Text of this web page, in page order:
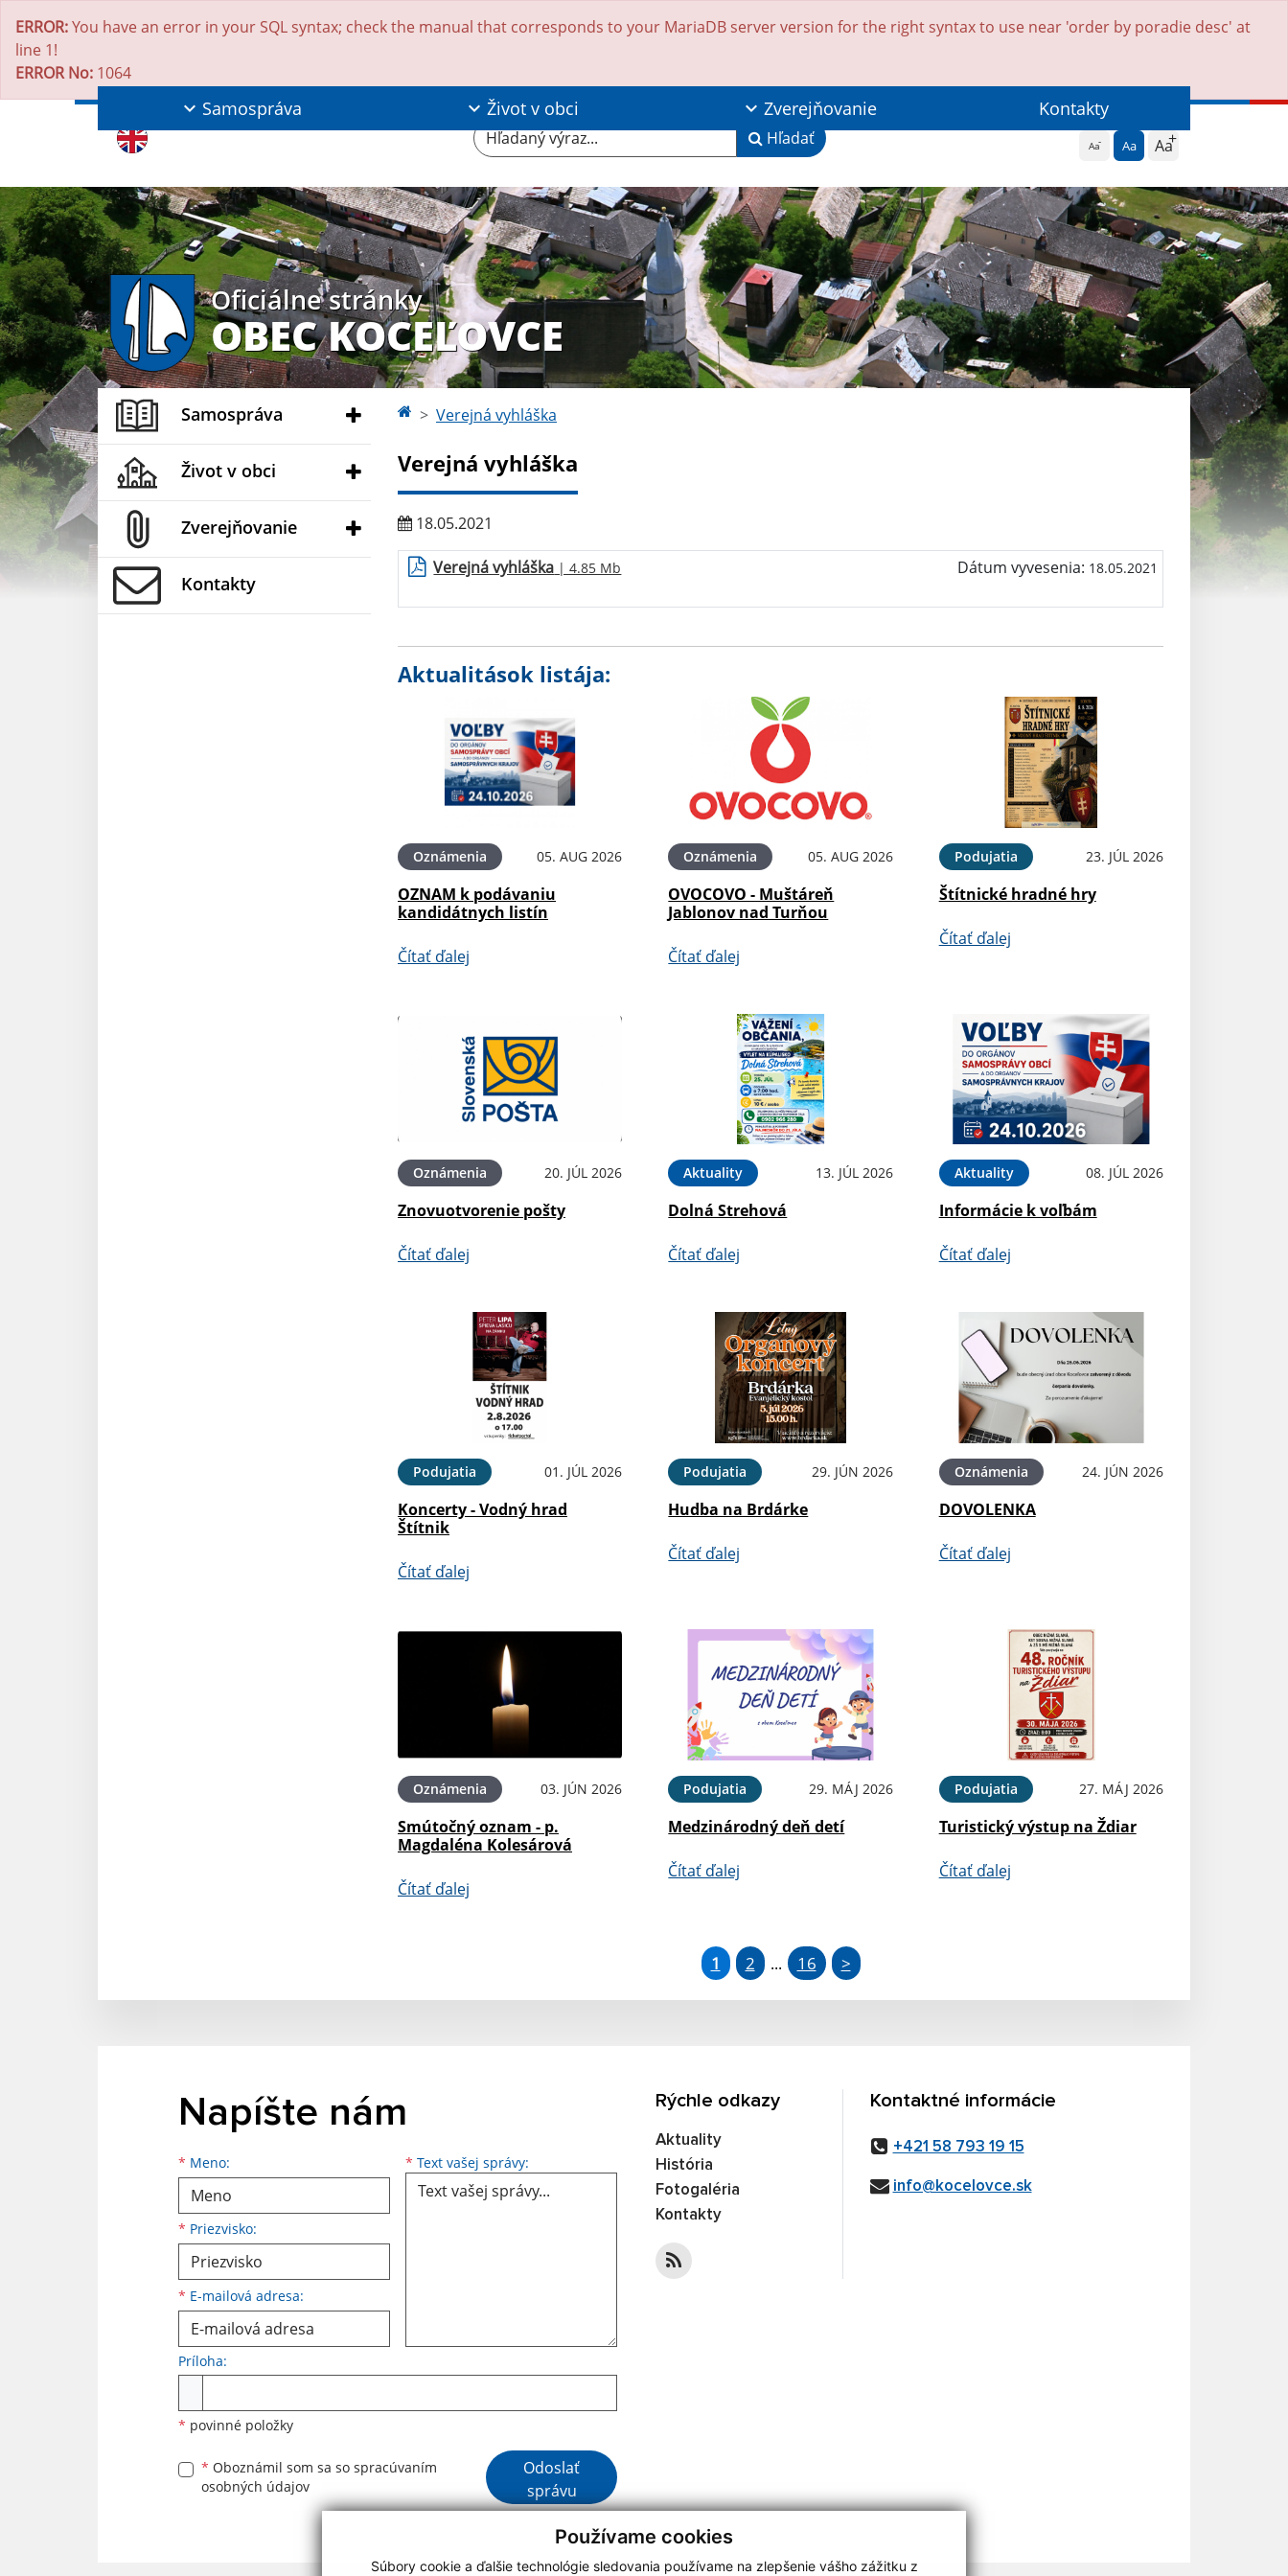
Používame cookies
Súbory cookie a ďalšie technológie sledovania používame na zlepšenie vášho zážitku z
ERROR:You have an error in your SQL syntax; check the manual that corresponds to your MariaDB server version for the right syntax to use near 'order by poradie desc' at
line 1!
ERROR No: 1064
Aa Aa Aa
Hľadaný výraz... Hľadať
Samospráva Život v obci Zverejňovanie Kontakty
Oficiálne stránky
OBEC KOCEĽOVCE
Samospráva
Život v obci
Zverejňovanie
Kontakty
Verejná vyhláška
Verejná vyhláška
18.05.2021
Verejná vyhláška | 4.85 Mb Dátum vyvesenia: 18.05.2021
Aktualitások listája:
Oznámenia 05. AUG 2026
OZNAM k podávaniu
kandidátnych listín
Čítať ďalej
Oznámenia 05. AUG 2026
OVOCOVO - Muštáreň
Jablonov nad Turňou
Čítať ďalej
Podujatia 23. JÚL 2026
Štítnické hradné hry
Čítať ďalej
Oznámenia 20. JÚL 2026
Znovuotvorenie pošty
Čítať ďalej
Aktuality 13. JÚL 2026
Dolná Strehová
Čítať ďalej
Aktuality 08. JÚL 2026
Informácie k voľbám
Čítať ďalej
Podujatia 01. JÚL 2026
Koncerty - Vodný hrad
Štítnik
Čítať ďalej
Podujatia 29. JÚN 2026
Hudba na Brdárke
Čítať ďalej
Oznámenia 24. JÚN 2026
DOVOLENKA
Čítať ďalej
Oznámenia 03. JÚN 2026
Smútočný oznam - p.
Magdaléna Kolesárová
Čítať ďalej
Podujatia 29. MÁJ 2026
Medzinárodný deň detí
Čítať ďalej
Podujatia 27. MÁJ 2026
Turistický výstup na Ždiar
Čítať ďalej
1 2 ... 16 >
Napíšte nám
* Meno:
Meno
* Priezvisko:
Priezvisko
* E-mailová adresa:
E-mailová adresa * Text vašej správy: Text vašej správy...
Príloha:
* povinné položky
* Oboznámil som sa so spracúvaním
osobných údajov
Google reCaptcha Response
Odoslať
správu
Rýchle odkazy
Aktuality
História
Fotogaléria
Kontakty
Kontaktné informácie
+421 58 793 19 15
info@kocelovce.sk